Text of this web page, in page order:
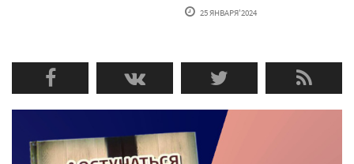
25 ЯНВАРЯ'2024